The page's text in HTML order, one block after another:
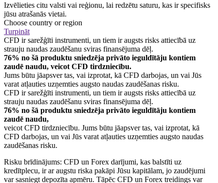
Izvēlieties citu valsti vai reģionu, lai redzētu saturu, kas ir specifisks
jūsu atrašanās vietai.
Choose country or region
Turpināt
CFD ir sarežģīti instrumenti, un tiem ir augsts risks attiecībā uz
strauju naudas zaudēšanu sviras finansējuma dēļ.
76% no šā produktu sniedzēja privāto ieguldītāju kontiem
zaudē naudu, veicot CFD tirdzniecību.
Jums būtu jāapsver tas, vai izprotat, kā CFD darbojas, un vai Jūs
varat atļauties uzņemties augsto naudas zaudēšanas risku.
CFD ir sarežģīti instrumenti, un tiem ir augsts risks attiecībā uz
strauju naudas zaudēšanu sviras finansējuma dēļ.
76% no šā produktu sniedzēja privāto ieguldītāju kontiem
zaudē naudu,
veicot CFD tirdzniecību. Jums būtu jāapsver tas, vai izprotat, kā
CFD darbojas, un vai Jūs varat atļauties uzņemties augsto naudas
zaudēšanas risku.
Risku brīdinājums: CFD un Forex darījumi, kas balstīti uz
kredītplecu, ir ar augstu riska pakāpi Jūsu kapitālam, jo zaudējumi
var sasniegt depozīta apmēru. Tāpēc CFD un Forex treidings var